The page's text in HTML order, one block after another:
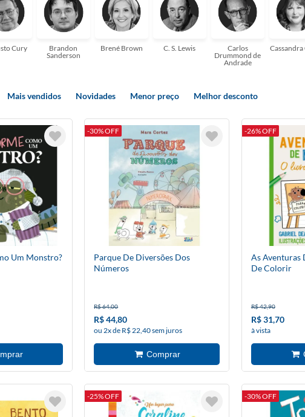
Cury
Brandon
Sanderson
Brené Brown C. S. Lewis
Carlos
Drummond de
Andrade
Cassandra
Mais vendidos Novidades Menor preço Melhor desconto
Um Monstro?
-30% OFF
Parque De Diversões Dos
Números
R$ 64,00
R$ 44,80
ou 2x de R$ 22,40 sem juros
-26% OFF
As Aventuras
De Colorir
R$ 42,90
R$ 31,70
à vista
-25% OFF -30% OFF